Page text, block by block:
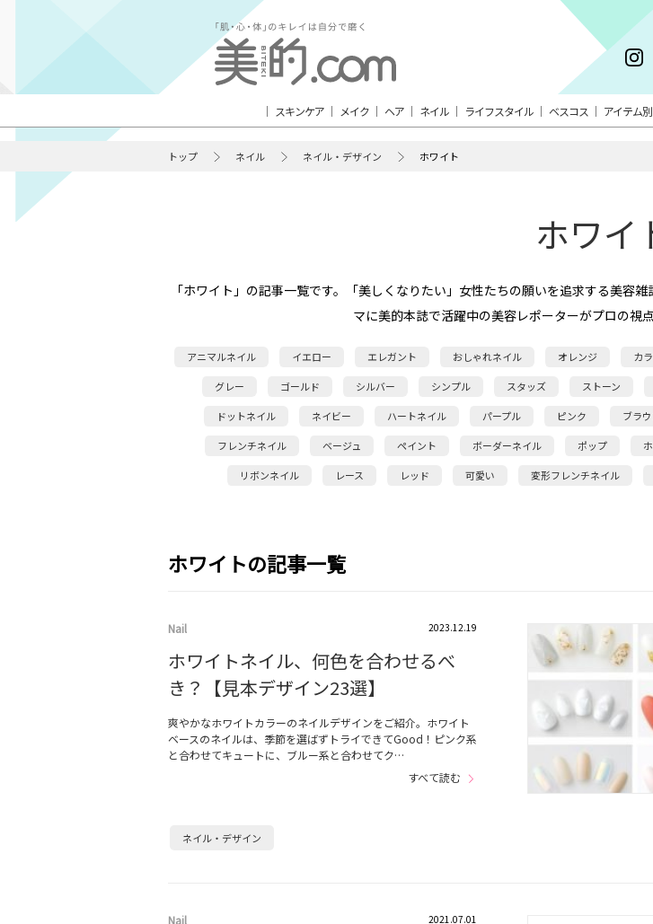
スキンケア メイク ヘア ネイル ライフスタイル ベスコス アイテム別
トップ ネイル ネイル・デザイン ホワイト
ホワイ
「ホワイト」の記事一覧です。「美しくなりたい」女性たちの願いを追求する美容
マに美的本誌で活躍中の美容レポーターがプロの視
アニマルネイル イエロー エレガント おしゃれネイル オレンジ カ
グレー ゴールド シルバー シンプル スタッズ ストーン
ドットネイル ネイビー ハートネイル パープル ピンク ブラ
フレンチネイル ベージュ ペイント ボーダーネイル ポップ
リボンネイル レース レッド 可愛い 変形フレンチネイル
ホワイトの記事一覧
Nail 2023.12.19
ホワイトネイル、何色を合わせるべ
き？【見本デザイン23選】
爽やかなホワイトカラーのネイルデザインをご紹介。ホワイト
ベースのネイルは、季節を選ばずトライできてGood！ピンク系
と合わせてキュートに、ブルー系と合わせてク…
すべて読む
ネイル・デザイン
Nail 2021.07.01